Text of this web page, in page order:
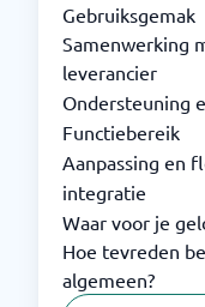
Gebruiksgemak
Samenwerking
leverancier
Ondersteuning
Functiebereik
Aanpassing en
integratie
Waar voor je
Hoe tevreden
algemeen?